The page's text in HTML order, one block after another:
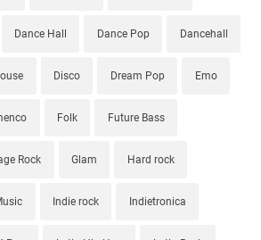
Dance Hall Dance Pop Dancehall
Disco Dream Pop Emo
Folk Future Bass
Rock Glam Hard rock
Indie rock Indietronica